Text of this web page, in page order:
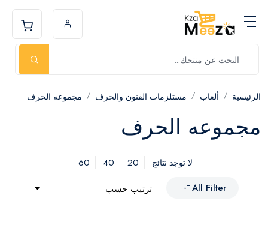
الرئيسية ألعاب مستلزمات الفنون والحرف مجموعه الحرف
مجموعه الحرف
لا توجد نتائج 20
40
60
All Filter
ترتيب حسب